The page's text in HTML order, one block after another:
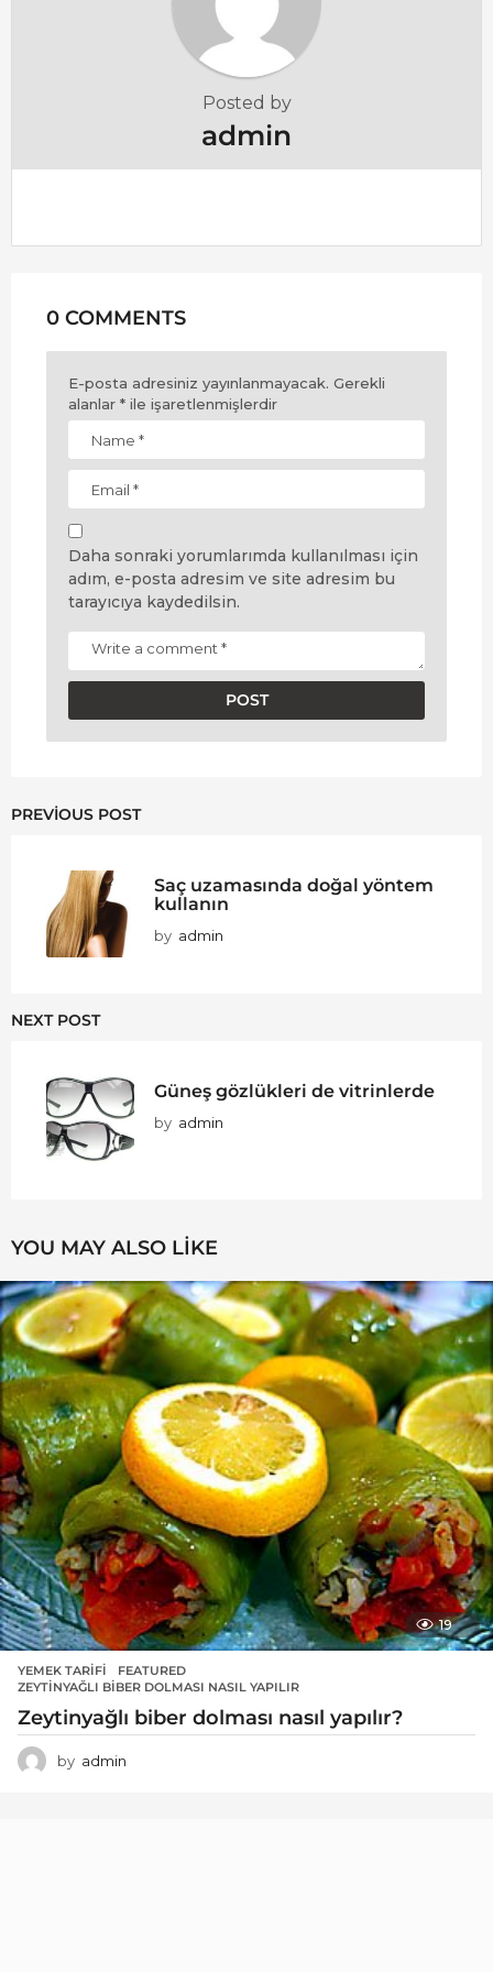
Posted by
admin
0 COMMENTS
E-posta adresiniz yayınlanmayacak. Gerekli
alanlar * ile işaretlenmişlerdir
Daha sonraki yorumlarımda kullanılması için
adım, e-posta adresim ve site adresim bu
tarayıcıya kaydedilsin.
PREVIOUS POST
Saç uzamasında doğal yöntem
kullanın
by admin
NEXT POST
Güneş gözlükleri de vitrinlerde
by admin
YOU MAY ALSO LIKE
19
YEMEK TARIFI FEATURED
ZEYTINYAĞLI BIBER DOLMASI NASIL YAPILIR
Zeytinyağlı biber dolması nasıl yapılır?
by admin